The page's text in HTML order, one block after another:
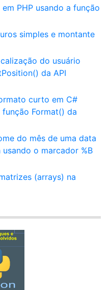
PHP usando a função
simples e montante
do usuário
da API
curto em C#
Format() da
do mês de uma data
o marcador %B
(arrays) na